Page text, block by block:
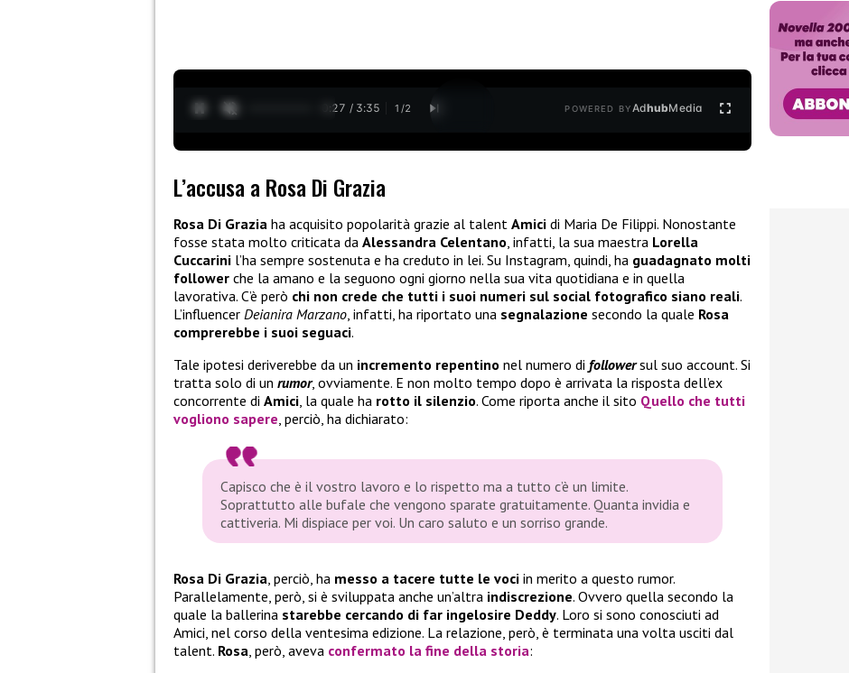
0:28 / 3:35 1 /2 POWERED BYAdhubMedia
L’accusa a Rosa Di Grazia
Rosa Di Grazia ha acquisito popolarità grazie al talent Amici di Maria De Filippi. Nonostante
fosse stata molto criticata da Alessandra Celentano, infatti, la sua maestra Lorella
Cuccarini l’ha sempre sostenuta e ha creduto in lei. Su Instagram, quindi, ha guadagnato molti
follower che la amano e la seguono ogni giorno nella sua vita quotidiana e in quella
lavorativa. C’è però chi non crede che tutti i suoi numeri sul social fotografico siano reali.
L’influencer Deianira Marzano, infatti, ha riportato una segnalazione secondo la quale Rosa
comprerebbe i suoi seguaci.
Tale ipotesi deriverebbe da un incremento repentino nel numero di followersul suo account. Si
tratta solo di un rumor, ovviamente. E non molto tempo dopo è arrivata la risposta dell’ex
concorrente di Amici, la quale ha rotto il silenzio. Come riporta anche il sito Quello che tutti
vogliono sapere, perciò, ha dichiarato:
Capisco che è il vostro lavoro e lo rispetto ma a tutto c’è un limite.
Soprattutto alle bufale che vengono sparate gratuitamente. Quanta invidia e
cattiveria. Mi dispiace per voi. Un caro saluto e un sorriso grande.
Rosa Di Grazia, perciò, ha messo a tacere tutte le voci in merito a questo rumor.
Parallelamente, però, si è sviluppata anche un’altra indiscrezione. Ovvero quella secondo la
quale la ballerina starebbe cercando di far ingelosire Deddy. Loro si sono conosciuti ad
Amici, nel corso della ventesima edizione. La relazione, però, è terminata una volta usciti dal
talent. Rosa, però, aveva confermato la fine della storia: